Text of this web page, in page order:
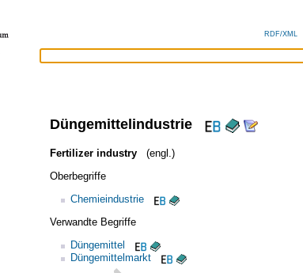
RDF/XML
Düngemittelindustrie
Fertilizer industry
(engl.)
Oberbegriffe
Chemieindustrie
Verwandte Begriffe
Düngemittel
Düngemittelmarkt